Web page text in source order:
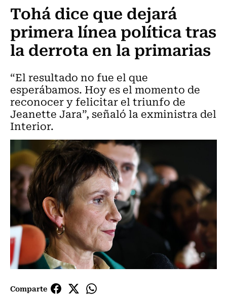
Tohá dice que dejará
primera línea política tras
la derrota en la primarias
“El resultado no fue el que
esperábamos. Hoy es el momento de
reconocer y felicitar el triunfo de
Jeanette Jara”, señaló la exministra del
Interior.
Comparte